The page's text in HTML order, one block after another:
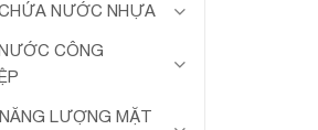
NƯỚC NHỰA
CÔNG
LƯỢNG MẶT